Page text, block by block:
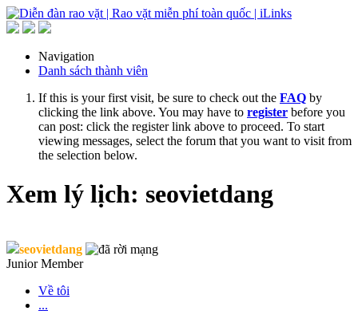
Navigation
Danh sách thành viên
If this is your first visit, be sure to check out the FAQ by
clicking the link above. You may have to register before you
can post: click the register link above to proceed. To start
viewing messages, select the forum that you want to visit from
the selection below.
Xem lý lịch: seovietdang
seovietdang
Junior Member
Về tôi
...